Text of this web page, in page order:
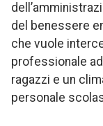
del benessere
che vuole
professionale
ragazzi e un
personale